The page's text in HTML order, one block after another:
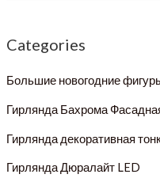
Categories
Большие новогодние
Гирлянда Бахрома
Гирлянда декоративная
Гирлянда Дюралайт LED